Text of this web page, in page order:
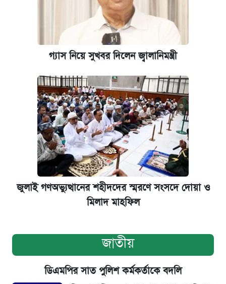
গ্যাস নিয়ে সুখবর দিলেন জ্বালানিমন্ত্রী
জুলাই গণঅভ্যুত্থানের শহীদদের স্মরণে সংসদে দোয়া ও
মিলাদ মাহফিল
জাতীয়
ডিএমপির সাত পুলিশ কর্মকর্তাকে বদলি